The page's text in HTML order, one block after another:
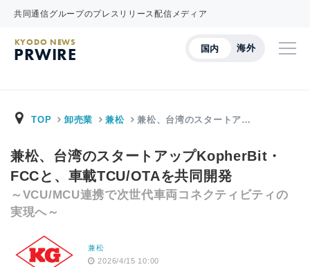
共同通信グループのプレスリリース配信メディア
国内 海外
KYODO NEWS
PRWIRE
TOP 卸売業 兼松 兼松、台湾のスタートア…
兼松、台湾のスタートアップKopherBit・
FCCと、車載TCU/OTAを共同開発
～VCU/MCU連携で次世代車両コネクティビティの
実現へ～
兼松
2026/4/15 10:00